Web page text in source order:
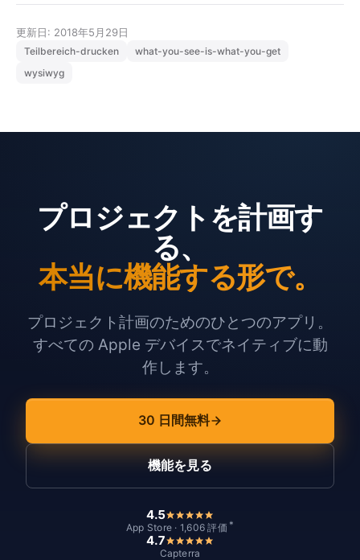
更新日: 2018年5月29日
Teilbereich-drucken
what-you-see-is-what-you-get
wysiwyg
プロジェクトを計画す
る、
本当に機能する形で。
プロジェクト計画のためのひとつのアプリ。
すべての Apple デバイスでネイティブに動
作します。
30 日間無料
機能を見る
4.5
App Store · 1,606 評価 *
4.7
Capterra